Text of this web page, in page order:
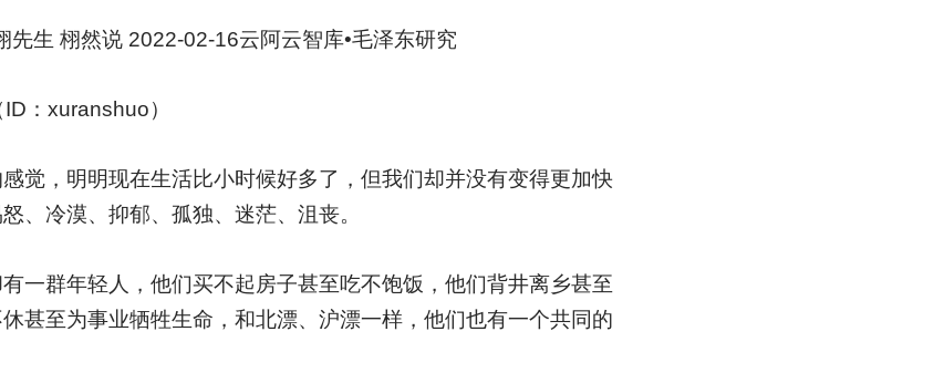
先生 栩然说 2022-02-16云阿云智库•毛泽东研究
：xuranshuo）
觉，明明现在生活比小时候好多了，但我们却并没有变得更加快
、冷漠、抑郁、孤独、迷茫、沮丧。
一群年轻人，他们买不起房子甚至吃不饱饭，他们背井离乡甚至
甚至为事业牺牲生命，和北漂、沪漂一样，他们也有一个共同的